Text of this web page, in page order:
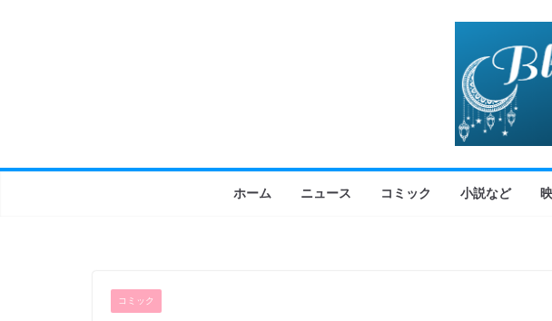
ホーム ニュース コミック 小説など
コミック